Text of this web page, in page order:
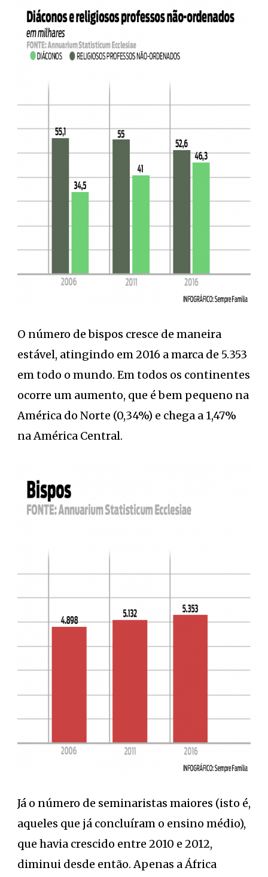
O número de bispos cresce de maneira
estável, atingindo em 2016 a marca de 5.353
em todo o mundo. Em todos os continentes
ocorre um aumento, que é bem pequeno na
América do Norte (0,34%) e chega a 1,47%
na América Central.
Já o número de seminaristas maiores (isto é,
aqueles que já concluíram o ensino médio),
que havia crescido entre 2010 e 2012,
diminui desde então. Apenas a África